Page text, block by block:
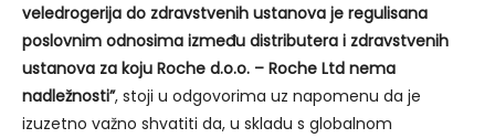
veledrogerija do zdravstvenih ustanova je regulisana
poslovnim odnosima između distributera i zdravstvenih
ustanova za koju Roche d.o.o. – Roche Ltd nema
nadležnosti”, stoji u odgovorima uz napomenu da je
izuzetno važno shvatiti da, u skladu s globalnom